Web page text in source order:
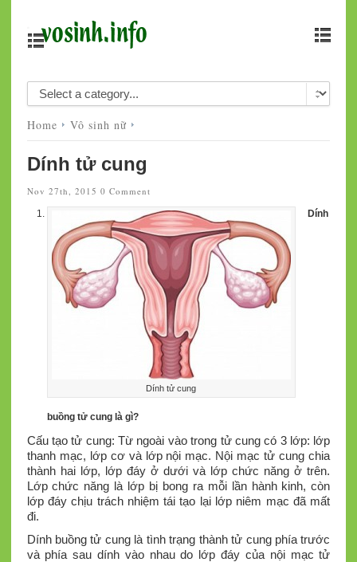
Home Vô sinh nữ
Dính tử cung
Nov 27th, 2015 0 Comment
Dính tử cung
Dính
buồng tử cung là gì?
Cấu tạo tử cung: Từ ngoài vào trong tử cung có 3 lớp: lớp
thanh mạc, lớp cơ và lớp nội mạc. Nội mạc tử cung chia
thành hai lớp, lớp đáy ở dưới và lớp chức năng ở trên.
Lớp chức năng là lớp bị bong ra mỗi lần hành kinh, còn
lớp đáy chịu trách nhiệm tái tạo lại lớp niêm mạc đã mất
đi.
Dính buồng tử cung là tình trạng thành tử cung phía trước
và phía sau dính vào nhau do lớp đáy của nội mạc tử